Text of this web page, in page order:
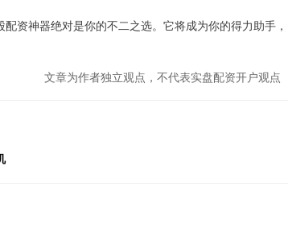
资神器绝对是你的不二之选。它将成为你的得力助手，
文章为作者独立观点，不代表实盘配资开户观点